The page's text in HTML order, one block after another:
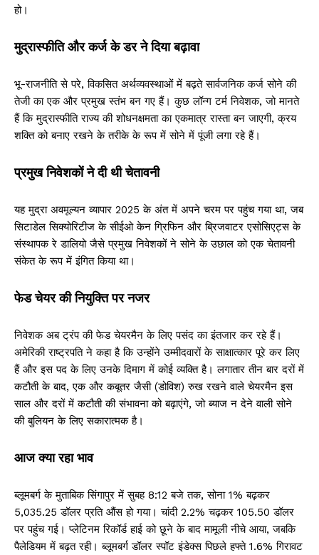
हो।
मुद्रास्फीति और कर्ज के डर ने दिया बढ़ावा
भू-राजनीति से परे, विकसित अर्थव्यवस्थाओं में बढ़ते सार्वजनिक कर्ज सोने की
तेजी का एक और प्रमुख स्तंभ बन गए हैं। कुछ लॉन्ग टर्म निवेशक, जो मानते
हैं कि मुद्रास्फीति राज्य की शोधनक्षमता का एकमात्र रास्ता बन जाएगी, क्रय
शक्ति को बनाए रखने के तरीके के रूप में सोने में पूंजी लगा रहे हैं।
प्रमुख निवेशकों ने दी थी चेतावनी
यह मुद्रा अवमूल्यन व्यापार 2025 के अंत में अपने चरम पर पहुंच गया था, जब
सिटाडेल सिक्योरिटीज के सीईओ केन ग्रिफिन और ब्रिजवाटर एसोसिएट्स के
संस्थापक रे डालियो जैसे प्रमुख निवेशकों ने सोने के उछाल को एक चेतावनी
संकेत के रूप में इंगित किया था।
फेड चेयर की नियुक्ति पर नजर
निवेशक अब ट्रंप की फेड चेयरमैन के लिए पसंद का इंतजार कर रहे हैं।
अमेरिकी राष्ट्रपति ने कहा है कि उन्होंने उम्मीदवारों के साक्षात्कार पूरे कर लिए
हैं और इस पद के लिए उनके दिमाग में कोई व्यक्ति है। लगातार तीन बार दरों में
कटौती के बाद, एक और कबूतर जैसी (डोविश) रुख रखने वाले चेयरमैन इस
साल और दरों में कटौती की संभावना को बढ़ाएंगे, जो ब्याज न देने वाली सोने
की बुलियन के लिए सकारात्मक है।
आज क्या रहा भाव
ब्लूमबर्ग के मुताबिक सिंगापुर में सुबह 8:12 बजे तक, सोना 1% बढ़कर
5,035.25 डॉलर प्रति औंस हो गया। चांदी 2.2% चढ़कर 105.50 डॉलर
पर पहुंच गई। प्लेटिनम रिकॉर्ड हाई को छूने के बाद मामूली नीचे आया, जबकि
पैलेडियम में बढ़त रही। ब्लूमबर्ग डॉलर स्पॉट इंडेक्स पिछले हफ्ते 1.6% गिरावट